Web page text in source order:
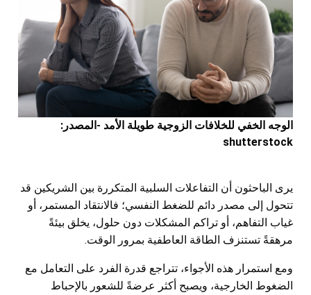
الوجه الخفي للخلافات الزوجية طويلة الأمد -المصدر:
shutterstock
يرى الباحثون أن التفاعلات السلبية المتكررة بين الشريكين قد
تتحول إلى مصدر دائم للضغط النفسي؛ فالانتقاد المستمر، أو
غياب التفاهم، أو تراكم المشكلات دون حلول، يخلق بيئةً
مرهقةً تستنزف الطاقة العاطفية بمرور الوقت.
ومع استمرار هذه الأجواء، تتراجع قدرة الفرد على التعامل مع
الضغوط الخارجية، ويصبح أكثر عرضةً للشعور بالإحباط